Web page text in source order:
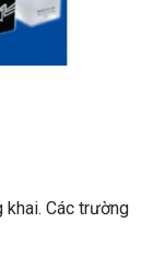
khai. Các trường